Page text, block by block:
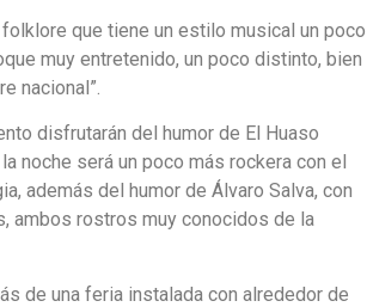
que tiene un estilo musical un poco
muy entretenido, un poco distinto, bien
nacional”.
disfrutarán del humor de El Huaso
noche será un poco más rockera con el
además del humor de Álvaro Salva, con
ambos rostros muy conocidos de la
de una feria instalada con alrededor de